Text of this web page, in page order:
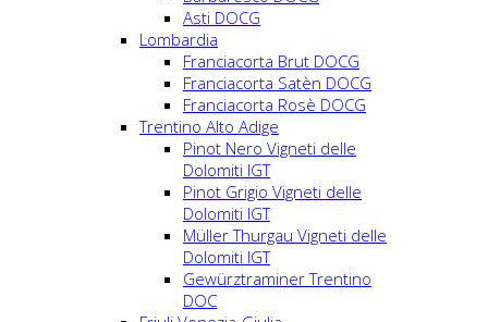
Asti DOCG
Lombardia
Franciacorta Brut DOCG
Franciacorta Satèn DOCG
Franciacorta Rosè DOCG
Trentino Alto Adige
Pinot Nero Vigneti delle
Dolomiti IGT
Pinot Grigio Vigneti delle
Dolomiti IGT
Müller Thurgau Vigneti delle
Dolomiti IGT
Gewürztraminer Trentino
DOC